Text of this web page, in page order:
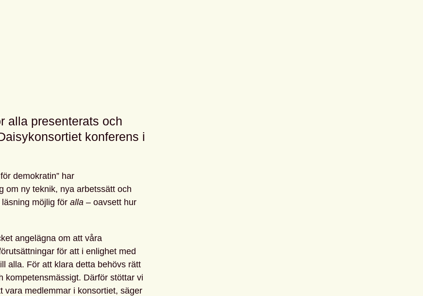
alla presenterats och
konferens i
demokratin” har
om ny teknik, nya arbetssätt och
möjlig för alla – oavsett hur
angelägna om att våra
för att i enlighet med
alla. För att klara detta behövs rätt
kompetensmässigt. Därför stöttar vi
vara medlemmar i konsortiet, säger